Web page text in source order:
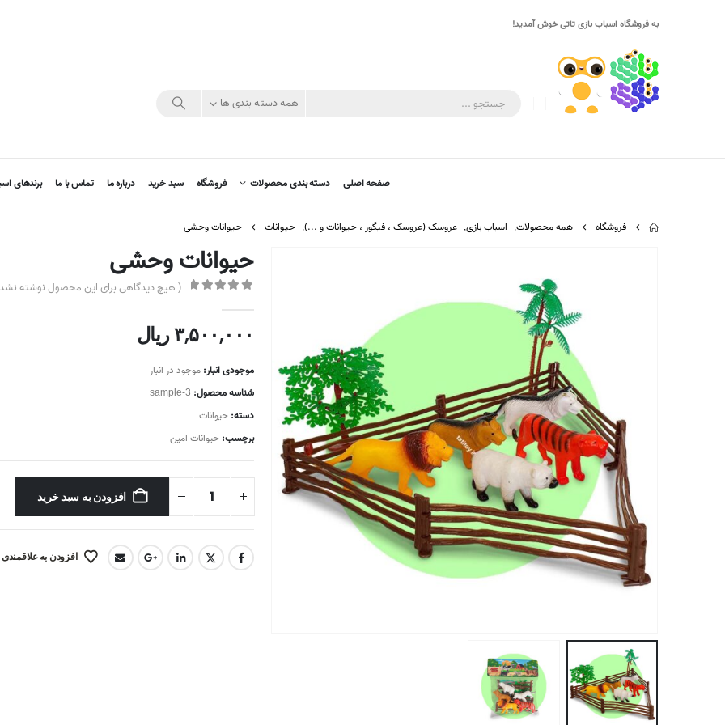
به فروشگاه اسباب بازی تاتی خوش آمدید!
همه دسته بندی ها
صفحه اصلی دسته بندی محصولات فروشگاه سبد خرید درباره ما تماس با ما برندهای
فروشگاه همه محصولات, اسباب بازی, عروسک (عروسک ، فیگور ، حیوانات و ...), حیوانات حیوانات وحشی
حیوانات وحشی
( هیچ دیدگاهی برای این محصول نوشته
۳,۵۰۰,۰۰۰ریال
موجودی انبار: موجود در انبار
شناسه محصول: sample-3
دسته: حیوانات
برچسب: حیوانات امین
افزودن به سبد خرید
افزودن به علاقمندی